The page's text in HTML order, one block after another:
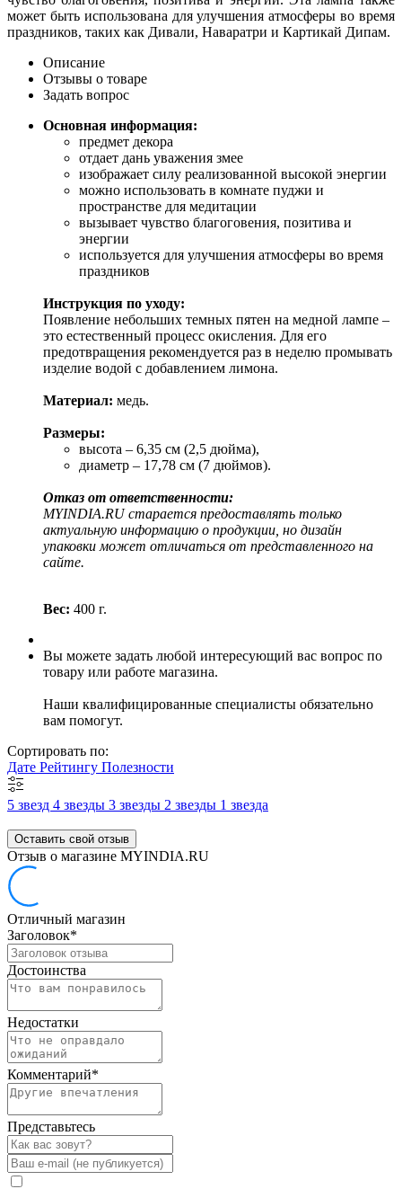
может быть использована для улучшения атмосферы во время
праздников, таких как Дивали, Наваратри и Картикай Дипам.
Описание
Отзывы о товаре
Задать вопрос
Основная информация:
предмет декора
отдает дань уважения змее
изображает силу реализованной высокой энергии
можно использовать в комнате пуджи и
пространстве для медитации
вызывает чувство благоговения, позитива и
энергии
используется для улучшения атмосферы во время
праздников
Инструкция по уходу:
Появление небольших темных пятен на медной лампе –
это естественный процесс окисления. Для его
предотвращения рекомендуется раз в неделю промывать
изделие водой с добавлением лимона.
Материал: медь.
Размеры:
высота – 6,35 см (2,5 дюйма),
диаметр – 17,78 см (7 дюймов).
Отказ от ответственности:
MYINDIA.RU старается предоставлять только
актуальную информацию о продукции, но дизайн
упаковки может отличаться от представленного на
сайте.
Вес: 400 г.
Вы можете задать любой интересующий вас вопрос по
товару или работе магазина.
Наши квалифицированные специалисты обязательно
вам помогут.
Сортировать по:
Дате Рейтингу Полезности
5 звезд 4 звезды 3 звезды 2 звезды 1 звезда
Оставить свой отзыв
Отзыв о магазине MYINDIA.RU
Отличный магазин
Заголовок*
Достоинства
Недостатки
Комментарий*
Представьтесь